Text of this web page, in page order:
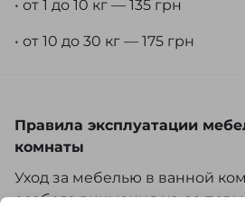
• от 1 до 10 кг — 135 грн
• от 10 до 30 кг — 175 грн
Правила эксплуатации
комнаты
Уход за мебелью в ванной
особого внимания из-за